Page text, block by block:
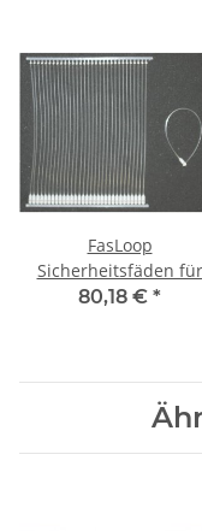
FasLoop
Sicherheitsfäden für
FasBanok 80 mm (5.000
80,18 € *